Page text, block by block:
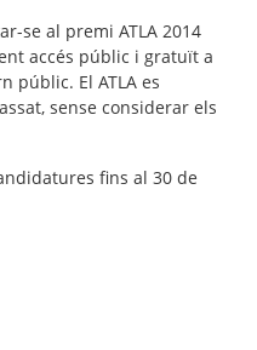
se al premi ATLA 2014
accés públic i gratuït a
públic. El ATLA es
sense considerar els
fins al 30 de